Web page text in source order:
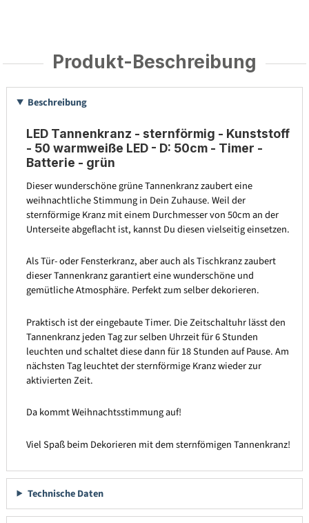
Produkt-Beschreibung
Beschreibung
LED Tannenkranz - sternförmig - Kunststoff
- 50 warmweiße LED - D: 50cm - Timer -
Batterie - grün
Dieser wunderschöne grüne Tannenkranz zaubert eine
weihnachtliche Stimmung in Dein Zuhause. Weil der
sternförmige Kranz mit einem Durchmesser von 50cm an der
Unterseite abgeflacht ist, kannst Du diesen vielseitig einsetzen.
Als Tür- oder Fensterkranz, aber auch als Tischkranz zaubert
dieser Tannenkranz garantiert eine wunderschöne und
gemütliche Atmosphäre. Perfekt zum selber dekorieren.
Praktisch ist der eingebaute Timer. Die Zeitschaltuhr lässt den
Tannenkranz jeden Tag zur selben Uhrzeit für 6 Stunden
leuchten und schaltet diese dann für 18 Stunden auf Pause. Am
nächsten Tag leuchtet der sternförmige Kranz wieder zur
aktivierten Zeit.
Da kommt Weihnachtsstimmung auf!
Viel Spaß beim Dekorieren mit dem sternfömigen Tannenkranz!
Technische Daten